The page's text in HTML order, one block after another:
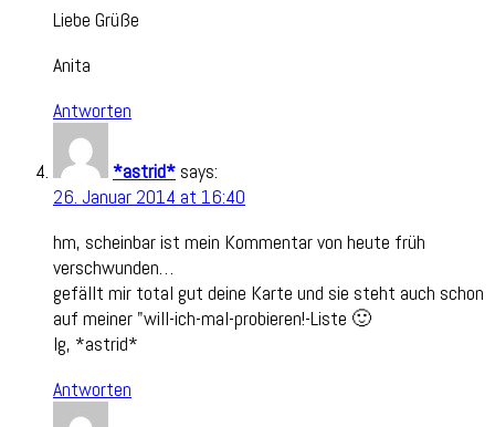
Liebe Grüße
Anita
Antworten
*astrid* says:
26. Januar 2014 at 16:40
hm, scheinbar ist mein Kommentar von heute früh
verschwunden…
gefällt mir total gut deine Karte und sie steht auch schon
auf meiner "will-ich-mal-probieren!-Liste 🙂
lg, *astrid*
Antworten